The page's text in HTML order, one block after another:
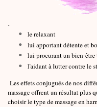
.
le relaxant
lui apportant détente et
lui procurant un bien-être
l'aidant à lutter contre le
Les effets conjugués de nos
massage offrent un résultat plus
choisir le type de massage en